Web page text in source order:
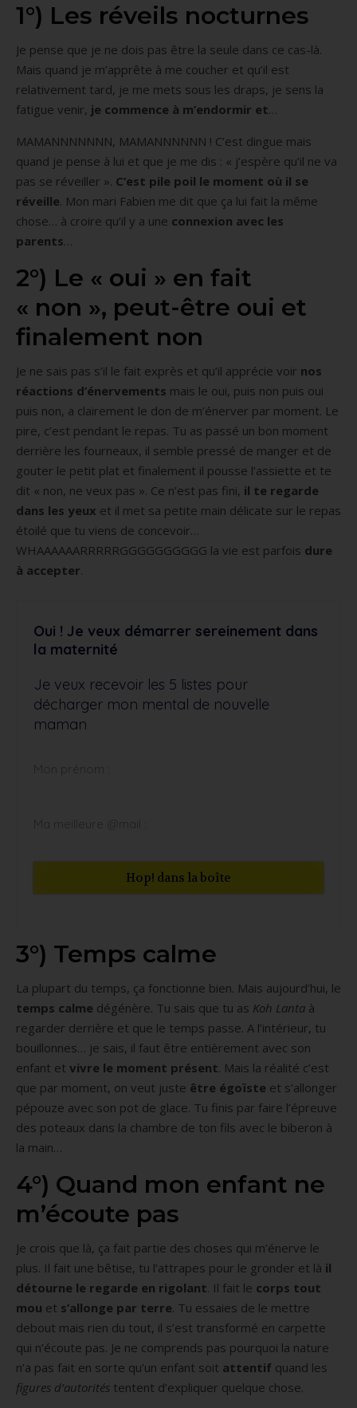
1°) Les réveils nocturnes
Je pense que je ne dois pas être la seule dans ce cas-là.
Mais quand je m’apprête à me coucher et qu’il est
relativement tard, je me mets sous les draps, je sens la
fatigue venir, je commence à m’endormir et…
MAMANNNNNNN, MAMANNNNNN ! C’est dingue mais
quand je pense à lui et que je me dis : « j’espère qu’il ne va
pas se réveiller ». C’est pile poil le moment où il se
réveille. Mon mari Fabien me dit que ça lui fait la même
chose… à croire qu’il y a une connexion avec les
parents…
2°) Le « oui » en fait
« non », peut-être oui et
finalement non
Je ne sais pas s’il le fait exprès et qu’il apprécie voir nos
réactions d’énervements mais le oui, puis non puis oui
puis non, a clairement le don de m’énerver par moment. Le
pire, c’est pendant le repas. Tu as passé un bon moment
derrière les fourneaux, il semble pressé de manger et de
gouter le petit plat et finalement il pousse l’assiette et te
dit « non, ne veux pas ». Ce n’est pas fini, il te regarde
dans les yeux et il met sa petite main délicate sur le repas
étoilé que tu viens de concevoir…
WHAAAAAARRRRRGGGGGGGGGG la vie est parfois dure
à accepter.
Oui ! Je veux démarrer sereinement dans
la maternité
Je veux recevoir les 5 listes pour
décharger mon mental de nouvelle
maman
Hop! dans la boîte
3°) Temps calme
La plupart du temps, ça fonctionne bien. Mais aujourd’hui, le
temps calme dégénère. Tu sais que tu as Koh Lanta à
regarder derrière et que le temps passe. A l’intérieur, tu
bouillonnes… je sais, il faut être entièrement avec son
enfant et vivre le moment présent. Mais la réalité c’est
que par moment, on veut juste être égoïste et s’allonger
pépouze avec son pot de glace. Tu finis par faire l’épreuve
des poteaux dans la chambre de ton fils avec le biberon à
la main…
4°) Quand mon enfant ne
m’écoute pas
Je crois que là, ça fait partie des choses qui m’énerve le
plus. Il fait une bêtise, tu l’attrapes pour le gronder et là il
détourne le regarde en rigolant. Il fait le corps tout
mou et s’allonge par terre. Tu essaies de le mettre
debout mais rien du tout, il s’est transformé en carpette
qui n’écoute pas. Je ne comprends pas pourquoi la nature
n’a pas fait en sorte qu’un enfant soit attentif quand les
figures d’autorités tentent d’expliquer quelque chose.